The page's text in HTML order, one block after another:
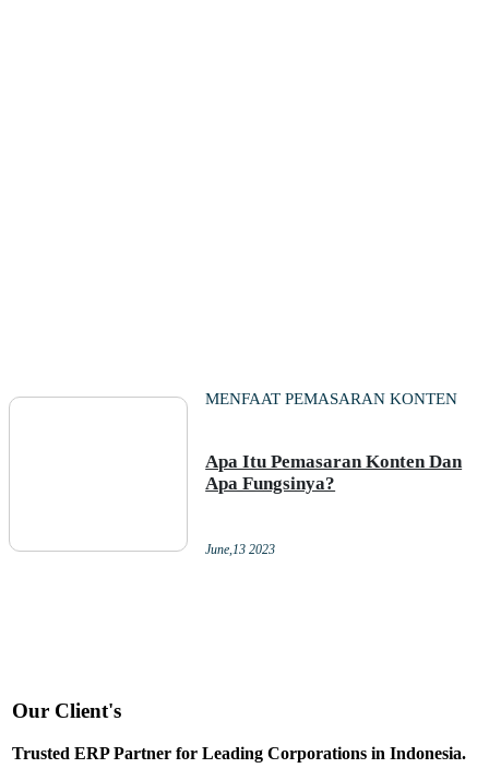
MENFAAT PEMASARAN KONTEN
Apa Itu Pemasaran Konten Dan
Apa Fungsinya?
June,13 2023
Our Client's
Trusted ERP Partner for Leading Corporations in Indonesia.